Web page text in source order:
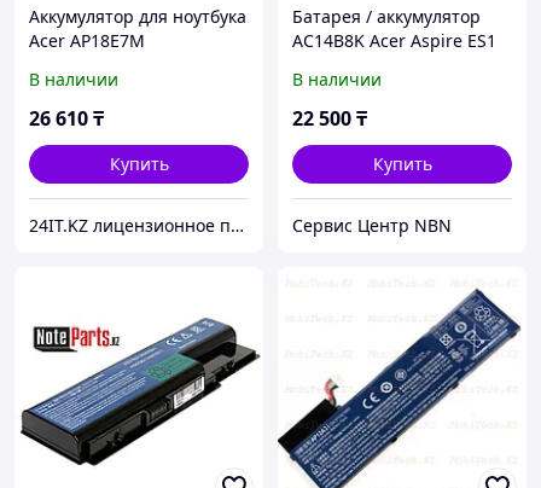
Аккумулятор для ноутбука
Acer AP18E7M
В наличии
26 610₸
Купить
24IT.KZ лицензионное программное обеспечение и комплектующие для ноутбуков
Батарея / аккумулятор
AC14B8K Acer Aspire ES1
Original
В наличии
22 500₸
Купить
Сервис Центр NBN